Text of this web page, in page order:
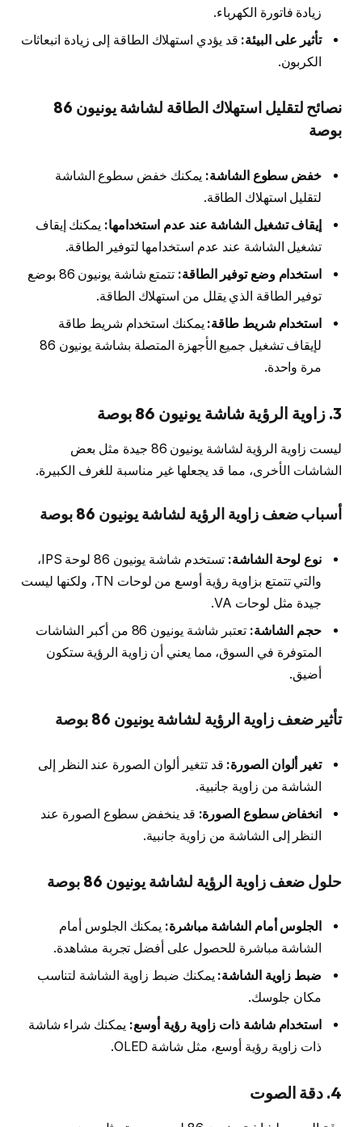
زيادة فاتورة الكهرباء.
تأثير على البيئة: قد يؤدي استهلاك الطاقة إلى زيادة انبعاثات
الكربون.
نصائح لتقليل استهلاك الطاقة لشاشة يونيون 86
بوصة
خفض سطوع الشاشة: يمكنك خفض سطوع الشاشة
لتقليل استهلاك الطاقة.
إيقاف تشغيل الشاشة عند عدم استخدامها: يمكنك إيقاف
تشغيل الشاشة عند عدم استخدامها لتوفير الطاقة.
استخدام وضع توفير الطاقة:
تتمتع شاشة يونيون 86 بوضع
توفير الطاقة الذي يقلل من استهلاك الطاقة.
استخدام شريط طاقة: يمكنك استخدام شريط طاقة
لإيقاف تشغيل جميع الأجهزة المتصلة بشاشة يونيون 86
مرة واحدة.
3. زاوية الرؤية شاشة يونيون 86 بوصة
ليست زاوية الرؤية لشاشة يونيون 86 جيدة مثل بعض
الشاشات الأخرى، مما قد يجعلها غير مناسبة للغرف الكبيرة.
أسباب ضعف زاوية الرؤية لشاشة يونيون 86 بوصة
نوع لوحة الشاشة:
تستخدم شاشة يونيون 86 لوحة IPS،
والتي تتمتع بزاوية رؤية أوسع من لوحات TN، ولكنها ليست
جيدة مثل لوحات VA.
حجم الشاشة:
تعتبر شاشة يونيون 86 من أكبر الشاشات
المتوفرة في السوق، مما يعني أن زاوية الرؤية ستكون
أضيق.
تأثير ضعف زاوية الرؤية لشاشة يونيون 86 بوصة
تغير ألوان الصورة: قد تتغير ألوان الصورة عند النظر إلى
الشاشة من زاوية جانبية.
انخفاض سطوع الصورة: قد ينخفض سطوع الصورة عند
النظر إلى الشاشة من زاوية جانبية.
حلول ضعف زاوية الرؤية لشاشة يونيون 86 بوصة
الجلوس أمام الشاشة مباشرة: يمكنك الجلوس أمام
الشاشة مباشرة للحصول على أفضل تجربة مشاهدة.
ضبط زاوية الشاشة: يمكنك ضبط زاوية الشاشة لتناسب
مكان جلوسك.
استخدام شاشة ذات زاوية رؤية أوسع: يمكنك شراء شاشة
ذات زاوية رؤية أوسع، مثل شاشة OLED.
4. دقة الصوت